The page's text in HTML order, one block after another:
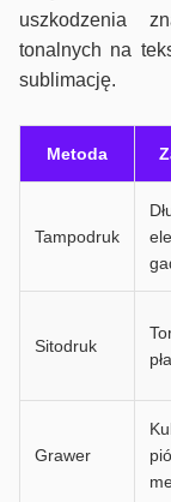
uszkodzenia
tonalnych na
sublimację.
Metoda
Tampodruk
Sitodruk
Grawer